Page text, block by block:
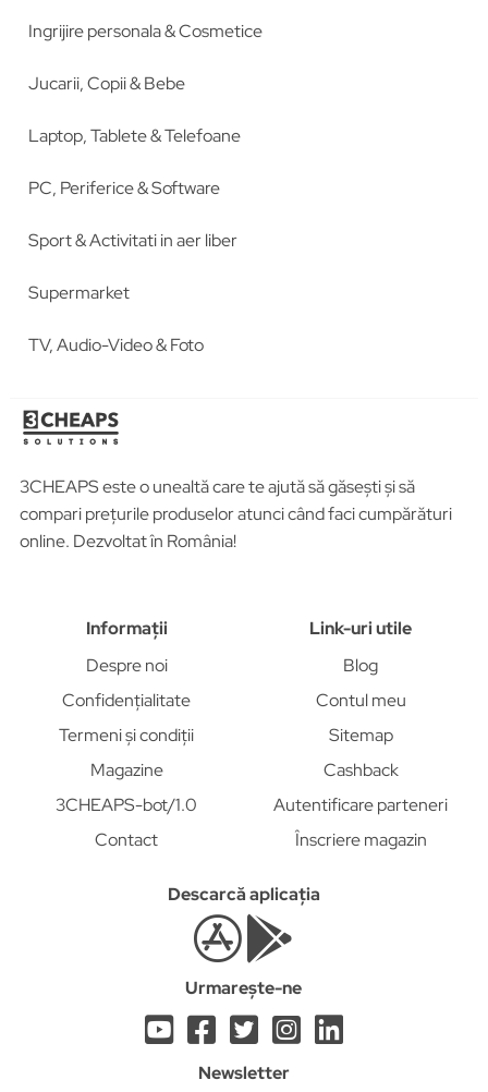
Ingrijire personala & Cosmetice
Jucarii, Copii & Bebe
Laptop, Tablete & Telefoane
PC, Periferice & Software
Sport & Activitati in aer liber
Supermarket
TV, Audio-Video & Foto
3CHEAPS este o unealtă care te ajută să găsești și să
compari prețurile produselor atunci când faci cumpărături
online. Dezvoltat în România!
Informații
Despre noi
Confidențialitate
Termeni și condiții
Magazine
3CHEAPS-bot/1.0
Contact
Link-uri utile
Blog
Contul meu
Sitemap
Cashback
Autentificare parteneri
Înscriere magazin
Descarcă aplicația
Urmarește-ne
Newsletter